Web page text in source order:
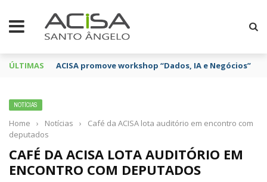
ÚLTIMAS ACISA promove workshop “Dados, IA e Negócios”
NOTÍCIAS
Home › Notícias ›
Café da ACISA lota auditório em encontro com
deputados
CAFÉ DA ACISA LOTA AUDITÓRIO EM
ENCONTRO COM DEPUTADOS